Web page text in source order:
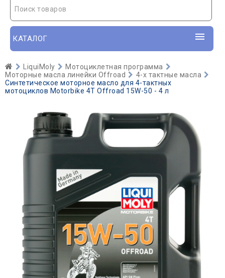
Поиск товаров
КАТАЛОГ
LiquiMoly
Мотоциклетная программа
Моторные масла линейки Offroad
4-х тактные масла
Синтетическое моторное масло для 4-тактных
мотоциклов Motorbike 4T Offroad 15W-50 - 4 л